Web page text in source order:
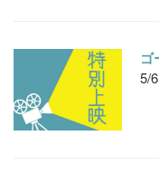
ゴ
5/